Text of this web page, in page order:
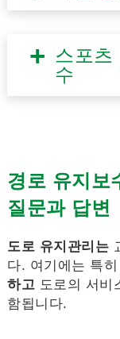
스포츠
수
경로 유지보
질문과 답변
도로 유지관리는
다. 여기에는 특
하고 도로의 서비
함됩니다.